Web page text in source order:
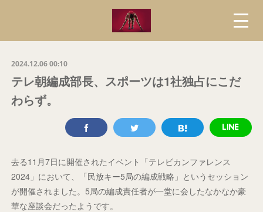
2024.12.06 00:10
テレ朝編成部長、スポーツは1社独占にこだ
わらず。
去る11月7日に開催されたイベント「テレビカンファレンス
2024」において、「民放キー5局の編成戦略」というセッション
が開催されました。5局の編成責任者が一堂に会したなかなか豪
華な座談会だったようです。